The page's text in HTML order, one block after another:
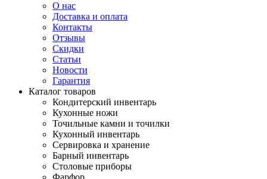
О нас
Доставка и оплата
Контакты
Отзывы
Скидки
Статьи
Новости
Гарантия
Каталог товаров
Кондитерский инвентарь
Кухонные ножи
Точильные камни и точилки
Кухонный инвентарь
Сервировка и хранение
Барный инвентарь
Столовые приборы
Фарфор